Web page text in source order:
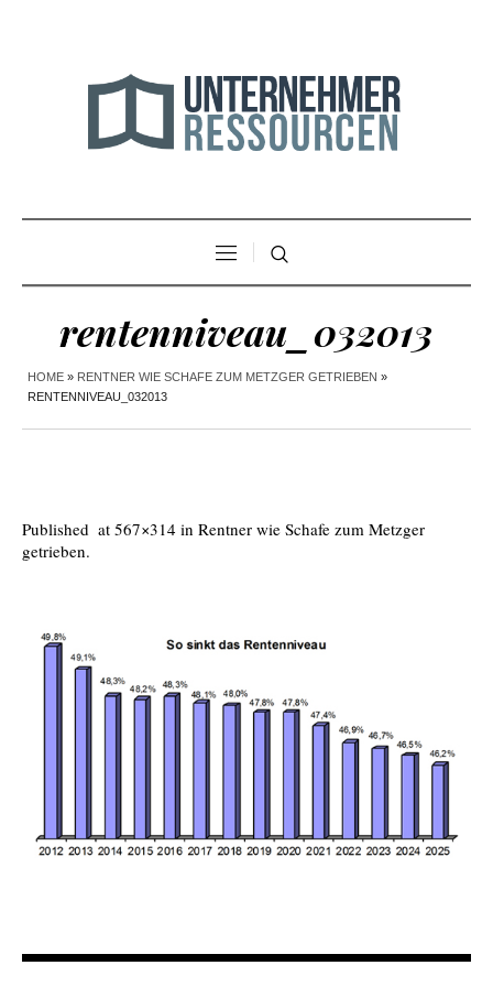
rentenniveau_032013
HOME » RENTNER WIE SCHAFE ZUM METZGER GETRIEBEN »
RENTENNIVEAU_032013
Published at 567×314 in Rentner wie Schafe zum Metzger
getrieben.